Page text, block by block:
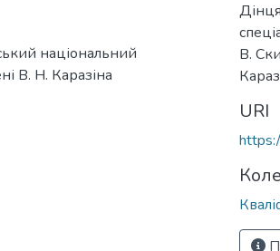
національний
В. Н. Каразіна
В.
URI